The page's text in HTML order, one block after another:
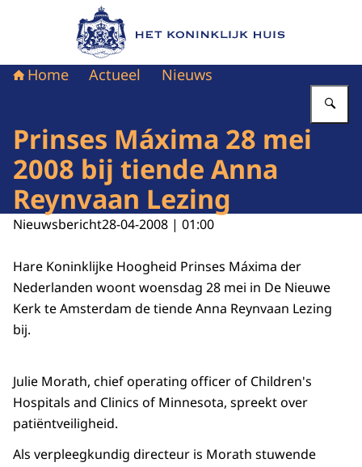
Naar de homepage van Het Koninklijk Huis
Home Actueel Nieuws
Prinses Máxima 28 mei
2008 bij tiende Anna
Reynvaan Lezing
Nieuwsbericht28-04-2008 | 01:00
Hare Koninklijke Hoogheid Prinses Máxima der
Nederlanden woont woensdag 28 mei in De Nieuwe
Kerk te Amsterdam de tiende Anna Reynvaan Lezing
bij.
Julie Morath, chief operating officer of Children's
Hospitals and Clinics of Minnesota, spreekt over
patiëntveiligheid.
Als verpleegkundig directeur is Morath stuwende